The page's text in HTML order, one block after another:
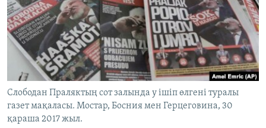
Русский
ЖАЗЫЛЫҢЫЗ
Басқа тілдерде
Слободан Праляктың сот залында у ішіп өлгені туралы
газет мақаласы. Мостар, Босния мен Герцеговина, 30
қараша 2017 жыл.